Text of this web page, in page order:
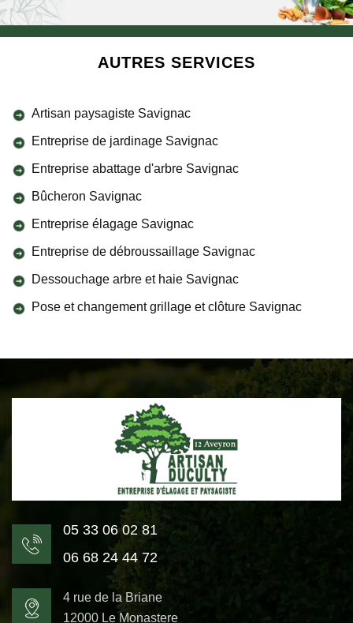
AUTRES SERVICES
Artisan paysagiste Savignac
Entreprise de jardinage Savignac
Entreprise abattage d'arbre Savignac
Bûcheron Savignac
Entreprise élagage Savignac
Entreprise de débroussaillage Savignac
Dessouchage arbre et haie Savignac
Pose et changement grillage et clôture Savignac
05 33 06 02 81
06 68 24 44 72
4 rue de la Briane
12000 Le Monastere